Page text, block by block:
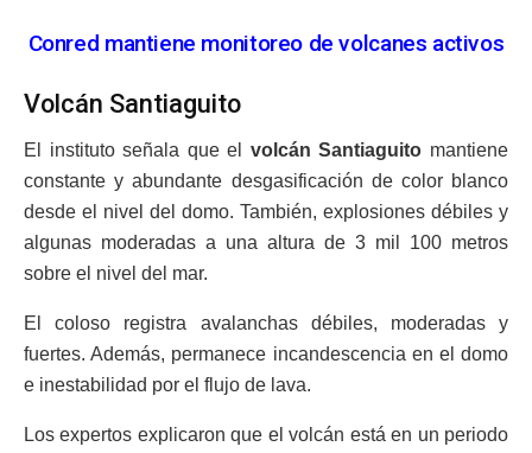
Conred mantiene monitoreo de volcanes activos
Volcán Santiaguito
El instituto señala que el volcán Santiaguito mantiene
constante y abundante desgasificación de color blanco
desde el nivel del domo. También, explosiones débiles y
algunas moderadas a una altura de 3 mil 100 metros
sobre el nivel del mar.
El coloso registra avalanchas débiles, moderadas y
fuertes. Además, permanece incandescencia en el domo
e inestabilidad por el flujo de lava.
Los expertos explicaron que el volcán está en un periodo